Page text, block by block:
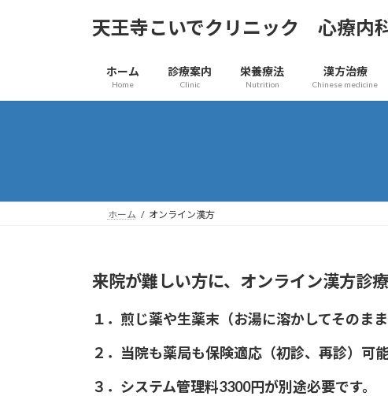
へ
ョ
天王寺こいでクリニック 心療内
ホーム
Home
診療案内
Clinic
栄養療法
Nutrition
漢方治療
Chinese medicine
ホーム オンライン漢方
来院が難しい方に、オンライン漢方診療
１．煎じ薬や生薬末（お湯に溶かしてそのま
２．当院も薬局も保険適応（初診、再診）可能
３．システム管理料3300円が別途必要です。